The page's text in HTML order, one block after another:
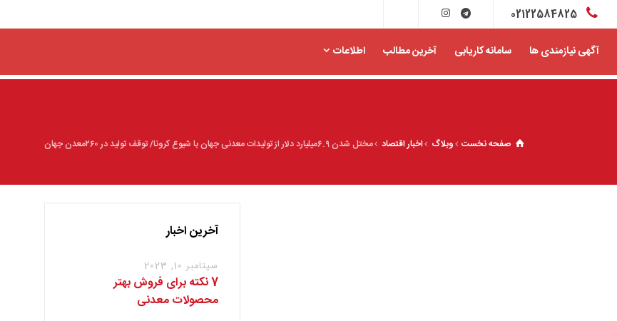
02122584825
آگهی نیازمندی ها سامانه کاریابی آخرین مطالب اطلاعات
صفحه نخست وبلاگ اخبار اقتصاد مختل شدن ۶.۹میلیارد دلار از تولیدات معدنی جهان با شیوع کرونا/ توقف تولید در ۲۶۰معدن جهان
آخرین اخبار
سپتامبر 10, 2023
7 نکته برای فروش بهتر
محصولات معدنی